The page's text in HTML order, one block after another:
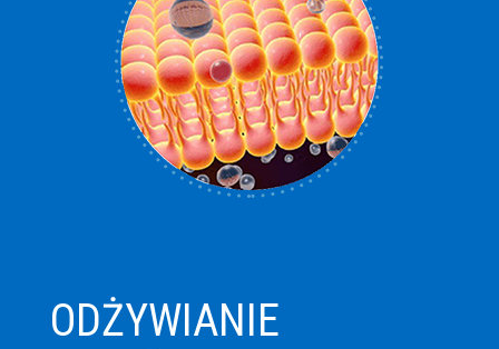
ODŻYWIANIE